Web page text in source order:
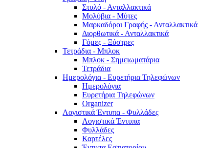
Στυλό - Ανταλλακτικά
Μολύβια - Μύτες
Μαρκαδόροι Γραφής - Ανταλλακτικά
Διορθωτικά - Ανταλλακτικά
Γόμες - Ξύστρες
Τετράδια - Μπλοκ
Μπλοκ - Σημειωματάρια
Τετράδια
Ημερολόγια - Ευρετήρια Τηλεφώνων
Ημερολόγια
Ευρετήρια Τηλεφώνων
Organizer
Λογιστικά Έντυπα - Φυλλάδες
Λογιστικά Έντυπα
Φυλλάδες
Καρτέλες